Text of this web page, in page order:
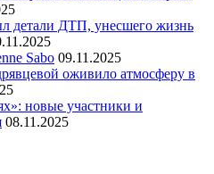
детали ДТП, унесшего жизнь
Sabo 09.11.2025
оживило атмосферу в
новые участники и
08.11.2025